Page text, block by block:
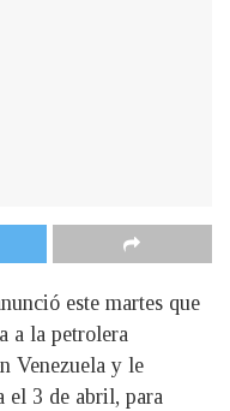
este martes que
a la petrolera
Venezuela y le
el 3 de abril, para